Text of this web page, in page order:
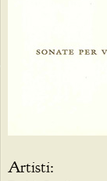
Artisti: